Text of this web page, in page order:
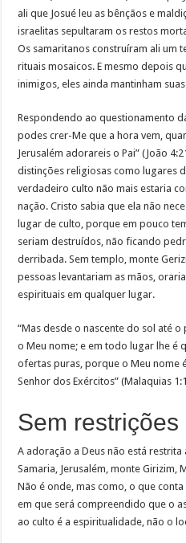
ali que Josué leu as bênçãos e
israelitas sepultaram os restos
Os samaritanos construíram ali um
rituais mosaicos. E mesmo depois
inimigos, eles ainda mantinham
Respondendo ao questionamento
podes crer-Me que a hora vem,
Jerusalém adorareis o Pai” (João
distinções religiosas como lugares
verdadeiro culto não mais estaria
nação. Cristo sabia que ela não
lugar de culto, porque em pouco
seriam destruídos, não ficando
derribada. Sem templo, monte
pessoas levantariam as mãos,
espirituais em qualquer lugar.
“Mas desde o nascente do sol até
o Meu nome; e em todo lugar lhe é
ofertas puras, porque o Meu nome
Senhor dos Exércitos” (Malaquias
Sem restrições
A adoração a Deus não está
Samaria, Jerusalém, monte Girizim,
Não é onde, mas como, o que
em que será compreendido que o
ao culto é a espiritualidade, não o